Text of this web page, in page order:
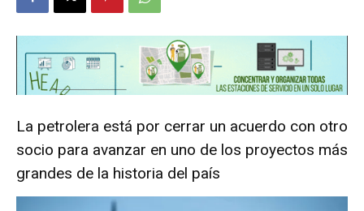
La petrolera está por cerrar un acuerdo con otro
socio para avanzar en uno de los proyectos más
grandes de la historia del país